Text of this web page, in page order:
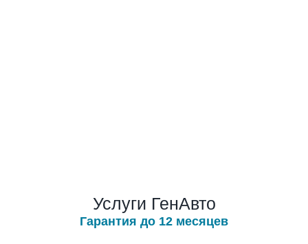
Услуги ГенАвто
Гарантия до 12 месяцев